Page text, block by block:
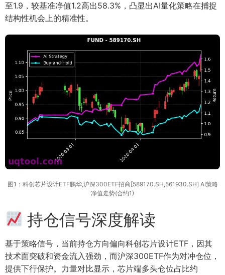
至1.9，较基准净值1.2高出58.3%，凸显出AI量化策略在捕捉
结构性机会上的精准性。
图1：科创芯片设计ETF鹏华,沪深300ETF招商[589170.SH,561930.SH] AI策略
净值走势(合约1)
持仓信号深度解读
基于策略信号，当前持仓方向偏向科创芯片设计ETF，因其
技术面突破和资金流入强劲，而沪深300ETF作为对冲仓位，
提供下行保护。力量对比显示，芯片端多头仓位占比约